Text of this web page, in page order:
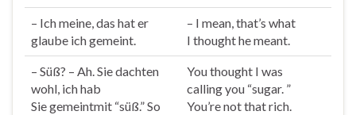
– Ich meine, das hat er
glaube ichgemeint.
– I mean, that’s what
I thoughthe meant.
– Süß? – Ah. Sie dachten
wohl, ich hab
Siegemeintmit “süß.” So
Youthought I was
calling you “sugar. ”
You’re not that rich.